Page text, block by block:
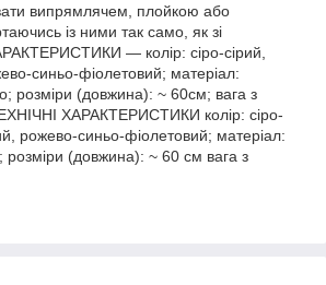
випрямлячем, плойкою або
із ними так само, як зі
— колір: сіро-сірий,
синьо-фіолетовий; матеріал:
розміри (довжина): ~ 60см; вага з
ХАРАКТЕРИСТИКИ колір: сіро-
рожево-синьо-фіолетовий; матеріал:
розміри (довжина): ~ 60 см вага з